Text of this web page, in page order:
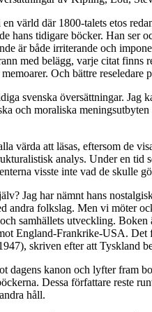
värld där 1800-talets etos
tidigare böcker. Han ser
är både irriterande och
med belägg, varje citat
Och bättre reseledare
svenska översättningar.
och moraliska
värda att läsas, eftersom de
analys. Under en
visste inte vad de skulle
Jag har nämnt hans
andra folkslag. Men vi möter
samhällets utveckling.
England-Frankrike-USA.
skriven efter att Tyskland
dagens kanon och lyfter
Dessa författare reste
håll.